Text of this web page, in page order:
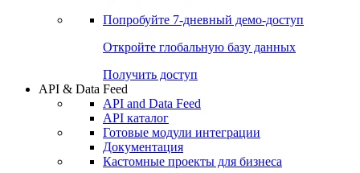
Попробуйте 7-дневный демо-доступ
Откройте глобальную базу данных
Получить доступ
API & Data Feed
API and Data Feed
API каталог
Готовые модули интеграции
Документация
Кастомные проекты для бизнеса